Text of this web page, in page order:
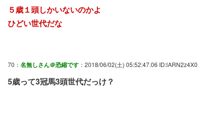
５歳１頭しかいないのかよ
ひどい世代だな
70： 名無しさん＠恐縮です ：2018/06/02(土) 05:52:47.06 ID:lARN2z4X0
5歳って3冠馬3頭世代だっけ？